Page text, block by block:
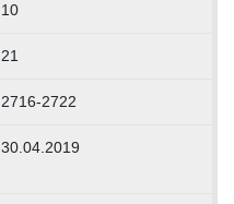
10
21
2716-2722
30.04.2019